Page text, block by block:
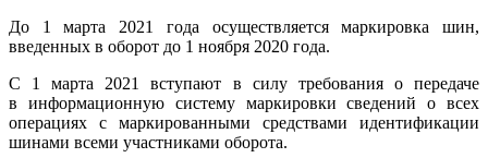
До 1 марта 2021 года осуществляется маркировка шин,
введенных в оборот до 1 ноября 2020 года.
С 1 марта 2021 вступают в силу требования о передаче
в информационную систему маркировки сведений о всех
операциях с маркированными средствами идентификации
шинами всеми участниками оборота.